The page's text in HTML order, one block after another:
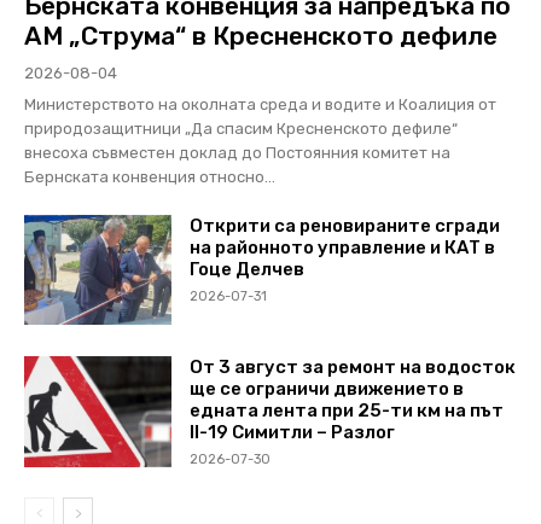
АМ „Струма“ в Кресненското дефиле
2026-08-04
Министерството на околната среда и водите и Коалиция от
природозащитници „Да спасим Кресненското дефиле“
внесоха съвместен доклад до Постоянния комитет на
Бернската конвенция относно...
Открити са реновираните сгради
на районното управление и КАТ в
Гоце Делчев
2026-07-31
От 3 август за ремонт на водосток
ще се ограничи движението в
едната лента при 25-ти км на път
II-19 Симитли – Разлог
2026-07-30